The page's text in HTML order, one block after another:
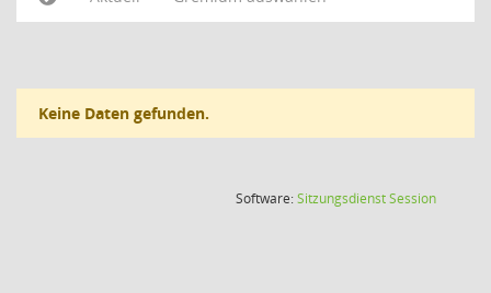
Keine Daten gefunden.
Software:SitzungsdienstSession(Wird in